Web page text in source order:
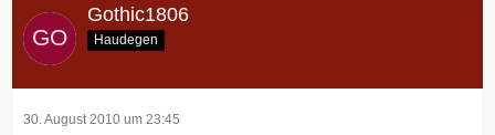
Gothic1806
Haudegen
30. August 2010 um 23:45